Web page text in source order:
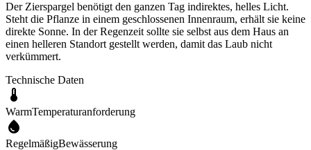
Der Zierspargel benötigt den ganzen Tag indirektes, helles Licht.
Steht die Pflanze in einem geschlossenen Innenraum, erhält sie keine
direkte Sonne. In der Regenzeit sollte sie selbst aus dem Haus an
einen helleren Standort gestellt werden, damit das Laub nicht
verkümmert.
Technische Daten
WarmTemperaturanforderung
RegelmäßigBewässerung